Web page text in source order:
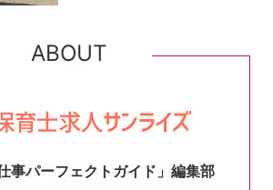
ABOUT
事パーフェクトガイド」編集部